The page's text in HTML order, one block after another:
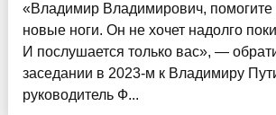
«Владимир Владимирович, помогите
новые ноги. Он не хочет надолго
И послушается только вас», —
заседании в 2023-м к Владимиру
руководитель Ф...